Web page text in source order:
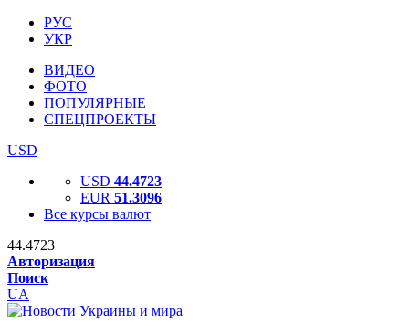
РУС
УКР
ВИДЕО
ФОТО
ПОПУЛЯРНЫЕ
СПЕЦПРОЕКТЫ
USD
USD 44.4723
EUR 51.3096
Все курсы валют
44.4723
Авторизация
Поиск
UA